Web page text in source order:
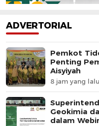
ADVERTORIAL
Pemkot
Penting
Aisyiyah
8 jam yang lalu
Geokimia
dalam